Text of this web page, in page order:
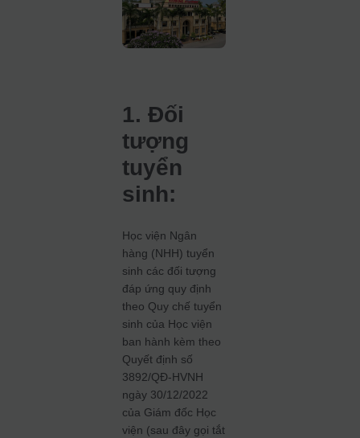
1. Đối
tượng
tuyển
sinh:
Học viện Ngân
hàng (NHH) tuyển
sinh các đối tượng
đáp ứng quy định
theo Quy chế tuyển
sinh của Học viện
ban hành kèm theo
Quyết định số
3892/QĐ-HVNH
ngày 30/12/2022
của Giám đốc Học
viện (sau đây gọi tắt